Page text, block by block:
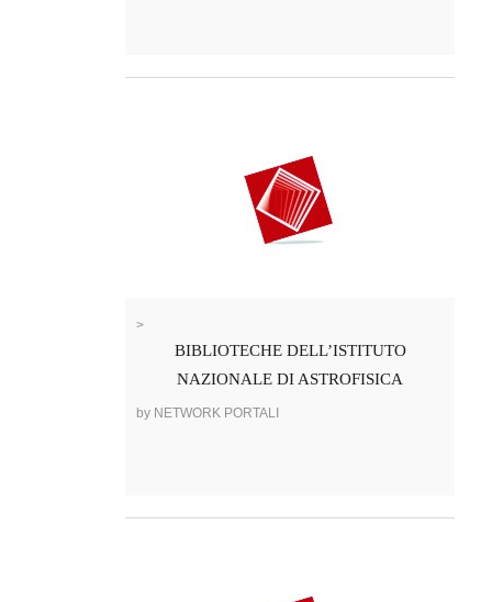
>
BIBLIOTECHE DELL’ISTITUTO
NAZIONALE DI ASTROFISICA
by NETWORK PORTALI